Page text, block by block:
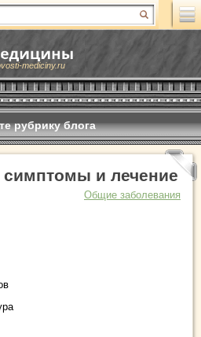
mediciny.ru
рубрику блога
и лечение
Общие заболевания